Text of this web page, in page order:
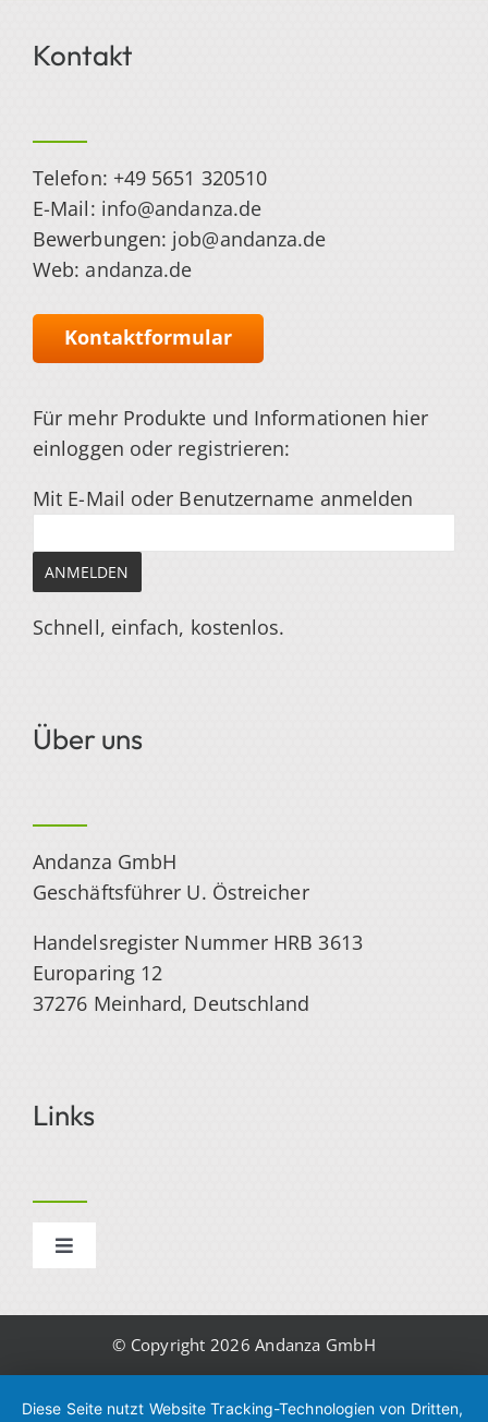
Kontakt
Telefon: +49 5651 320510
E-Mail: info@andanza.de
Bewerbungen: job@andanza.de
Web:andanza.de
Kontaktformular
Für mehr Produkte und Informationen hier
einloggen oder registrieren:
Mit E-Mail oder Benutzername anmelden
Schnell, einfach, kostenlos.
Über uns
Andanza GmbH
Geschäftsführer U. Östreicher
Handelsregister Nummer HRB 3613
Europaring 12
37276 Meinhard, Deutschland
Links
Toggle
Datenschutzerklärung
© Copyright 2026 Andanza GmbH
Diese Seite nutzt Website Tracking-Technologien von Dritten,